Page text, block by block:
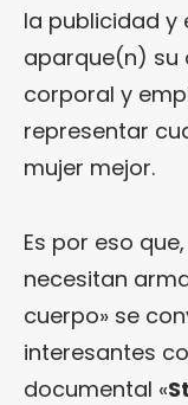
la publicidad y
aparque(n) su
corporal y
representar
mujer mejor.
Es por eso
necesitan
cuerpo» se
interesantes
documental «